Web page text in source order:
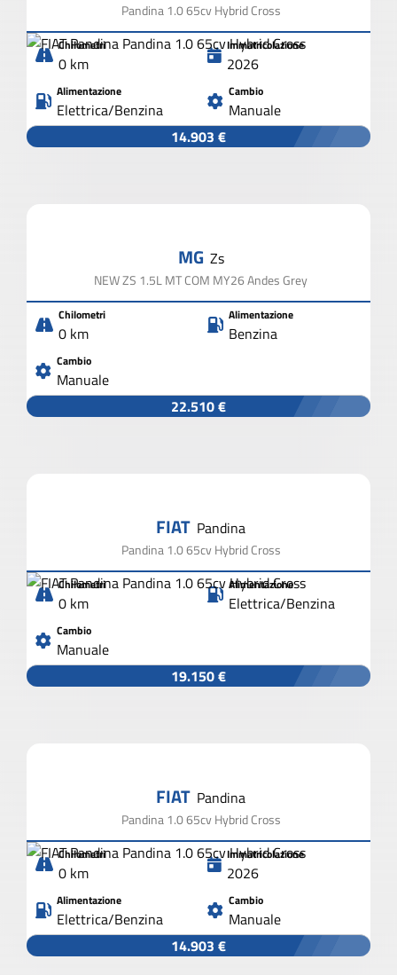
Pandina 1.0 65cv Hybrid Cross
Chilometri
0 km
Immatricolazione
2026
Alimentazione
Elettrica/Benzina
Cambio
Manuale
14.903 €
MG Zs
NEW ZS 1.5L MT COM MY26 Andes Grey
Chilometri
0 km
Alimentazione
Benzina
Cambio
Manuale
22.510 €
FIAT Pandina
Pandina 1.0 65cv Hybrid Cross
Chilometri
0 km
Alimentazione
Elettrica/Benzina
Cambio
Manuale
19.150 €
FIAT Pandina
Pandina 1.0 65cv Hybrid Cross
Chilometri
0 km
Immatricolazione
2026
Alimentazione
Elettrica/Benzina
Cambio
Manuale
14.903 €